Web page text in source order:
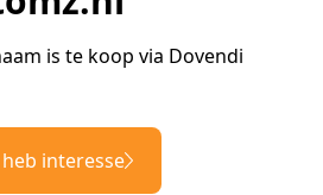
is te koop via Dovendi
interesse